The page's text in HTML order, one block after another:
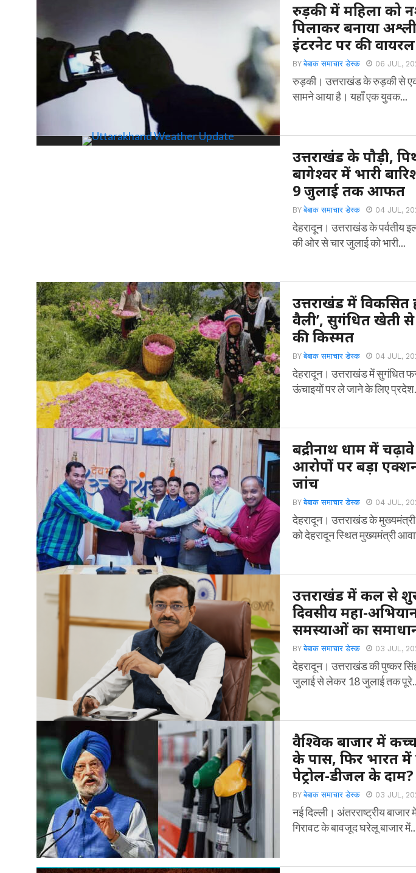
रुड़की में महिला को
पिलाकर बनाया
इंटरनेट पर की वायरल
BYबेबाक समाचार डेस्क 06 JUL,
रुड़की। उत्तराखंड के रुड़की से एक
सामने आया है। यहाँ एक युवक...
उत्तराखंड के पौड़ी,
बागेश्वर में भारी
9 जुलाई तक आफत
BYबेबाक समाचार डेस्क 04 JUL,
देहरादून। उत्तराखंड के पर्वतीय
की ओर से चार जुलाई को भारी...
उत्तराखंड में विकसित
वैली’, सुगंधित खेती
की किस्मत
BYबेबाक समाचार डेस्क 04 JUL,
देहरादून। उत्तराखंड में सुगंधित
ऊंचाइयों पर ले जाने के लिए
बद्रीनाथ धाम में
आरोपों पर बड़ा
जांच
BYबेबाक समाचार डेस्क 04 JUL,
देहरादून। उत्तराखंड के मुख्यमंत्री
को देहरादून स्थित मुख्यमंत्री
उत्तराखंड में कल से
दिवसीय महा-
समस्याओं का
BYबेबाक समाचार डेस्क 03 JUL,
देहरादून। उत्तराखंड की पुष्कर
जुलाई से लेकर 18 जुलाई तक
वैश्विक बाजार में
के पास, फिर भारत में
पेट्रोल-डीजल के दाम?
BYबेबाक समाचार डेस्क 03 JUL,
नई दिल्ली। अंतरराष्ट्रीय
गिरावट के बावजूद घरेलू बाजार